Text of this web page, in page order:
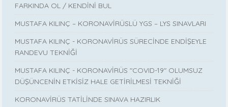
FARKINDA OL / KENDİNİ BUL
MUSTAFA KILINÇ – KORONAVİRÜSLÜ YGS – LYS SINAVLARI
MUSTAFA KILINÇ - KORONAVİRÜS SÜRECİNDE ENDİŞEYLE
RANDEVU TEKNİĞİ
MUSTAFA KILINÇ - KORONAVİRÜS "COVID-19" OLUMSUZ
DÜŞÜNCENİN ETKİSİZ HALE GETİRİLMESİ TEKNİĞİ
KORONAVİRÜS TATİLİNDE SINAVA HAZIRLIK